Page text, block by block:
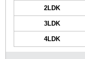
2LDK
3LDK
4LDK